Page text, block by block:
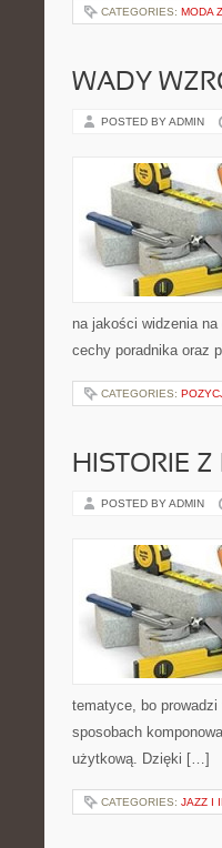
CATEGORIES: MODA
WADY
POSTED BY ADMIN
na jakości widzenia
cechy poradnika oraz
CATEGORIES:
HISTORIE
POSTED BY ADMIN
tematyce, bo
sposobach
użytkową. Dzięki […]
CATEGORIES: JAZZ I